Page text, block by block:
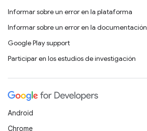
Informar sobre un error en la plataforma
Informar sobre un error en la documentación
Google Play support
Participar en los estudios de investigación
Android
Chrome